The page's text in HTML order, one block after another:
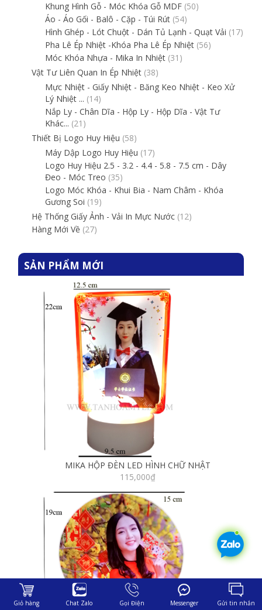
Khung Hình Gỗ - Móc Khóa Gỗ MDF (50)
Áo - Áo Gối - Balô - Cặp - Túi Rút (54)
Hình Ghép - Lót Chuột - Dán Tủ Lạnh - Quạt Vải (17)
Pha Lê Ép Nhiệt -Khóa Pha Lê Ép Nhiệt (56)
Móc Khóa Nhựa - Mika In Nhiệt (31)
Vật Tư Liên Quan In Ép Nhiệt (38)
Mực Nhiệt - Giấy Nhiệt - Băng Keo Nhiệt - Keo Xử
Lý Nhiệt ... (14)
Nắp Ly - Chân Dĩa - Hộp Ly - Hộp Dĩa - Vật Tư
Khác... (21)
Thiết Bị Logo Huy Hiệu (58)
Máy Dập Logo Huy Hiệu (17)
Logo Huy Hiệu 2.5 - 3.2 - 4.4 - 5.8 - 7.5 cm - Dây
Đeo - Móc Treo (35)
Logo Móc Khóa - Khui Bia - Nam Châm - Khóa
Gương Soi (19)
Hệ Thống Giấy Ảnh - Vải In Mực Nước (12)
Hàng Mới Về (27)
SẢN PHẨM MỚI
MIKA HỘP ĐÈN LED HÌNH CHỮ NHẬT
115,000₫
Giỏ hàng Chat Zalo Gọi Điện Messenger Gửi tin nhắn